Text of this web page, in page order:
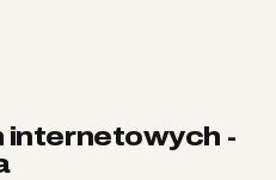
internetowych -